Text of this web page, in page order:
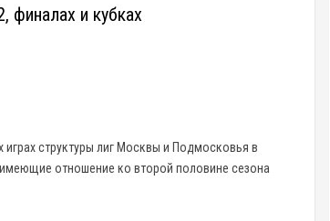
и кубках
структуры лиг Москвы и Подмосковья в
отношение ко второй половине сезона